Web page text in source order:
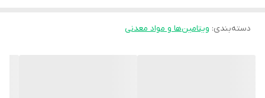
ویتامین به حفظ سلامت پوست نیز کمک می‌کند و کلاژن سازی را افزایش
دسته‌بندی: ویتامین‌ها و مواد معدنی